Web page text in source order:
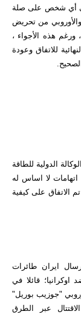
أي شخص على صلة
والأوروبي من تحريض
ورغم هذه الأجواء ،
للاتفاق وعودة
الدولية للطاقة
اتهامات لا اساس له
الاتفاق على كيفية
ايران طائرات
قائلا في
"جوزيب بوريل"
عبر الطرق